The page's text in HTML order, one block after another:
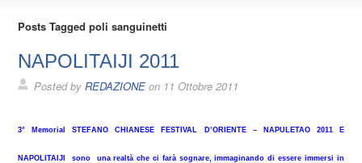
Posts Tagged poli sanguinetti
NAPOLITAIJI 2011
Posted byREDAZIONE on 11 Ottobre 2011
3° Memorial STEFANO CHIANESE FESTIVAL D’ORIENTE – NAPULETAO 2011 E
NAPOLITAIJI sono una realtà che ci farà sognare, immaginando di essere immersi in